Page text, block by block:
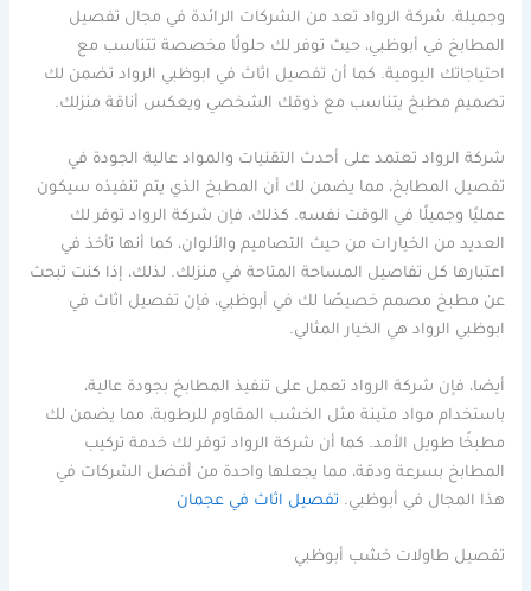
وجميلة. شركة الرواد تعد من الشركات الرائدة في مجال تفصيل
المطابخ في أبوظبي، حيث توفر لك حلولًا مخصصة تتناسب مع
احتياجاتك اليومية. كما أن تفصيل اثاث في ابوظبي الرواد تضمن لك
تصميم مطبخ يتناسب مع ذوقك الشخصي ويعكس أناقة منزلك.
شركة الرواد تعتمد على أحدث التقنيات والمواد عالية الجودة في
تفصيل المطابخ، مما يضمن لك أن المطبخ الذي يتم تنفيذه سيكون
عمليًا وجميلًا في الوقت نفسه. كذلك، فإن شركة الرواد توفر لك
العديد من الخيارات من حيث التصاميم والألوان، كما أنها تأخذ في
اعتبارها كل تفاصيل المساحة المتاحة في منزلك. لذلك، إذا كنت تبحث
عن مطبخ مصمم خصيصًا لك في أبوظبي، فإن تفصيل اثاث في
ابوظبي الرواد هي الخيار المثالي.
أيضا، فإن شركة الرواد تعمل على تنفيذ المطابخ بجودة عالية،
باستخدام مواد متينة مثل الخشب المقاوم للرطوبة، مما يضمن لك
مطبخًا طويل الأمد. كما أن شركة الرواد توفر لك خدمة تركيب
المطابخ بسرعة ودقة، مما يجعلها واحدة من أفضل الشركات في
هذا المجال في أبوظبي. تفصيل اثاث في عجمان
تفصيل طاولات خشب أبوظبي